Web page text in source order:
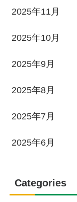
2025年11月
2025年10月
2025年9月
2025年8月
2025年7月
2025年6月
Categories